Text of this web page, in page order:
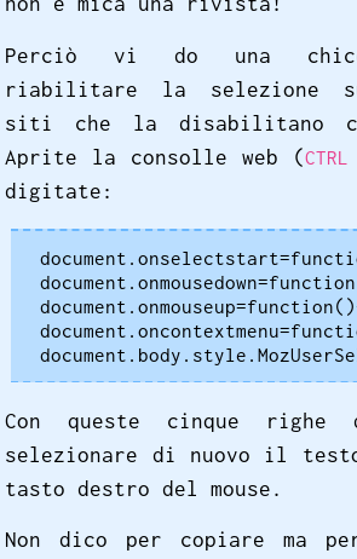
Perciò vi do una
riabilitare la selezione
siti che la disabilitano
Aprite la consolle web (
digitate:
Con queste cinque righe
selezionare di nuovo il
tasto destro del mouse.
Non dico per copiare ma